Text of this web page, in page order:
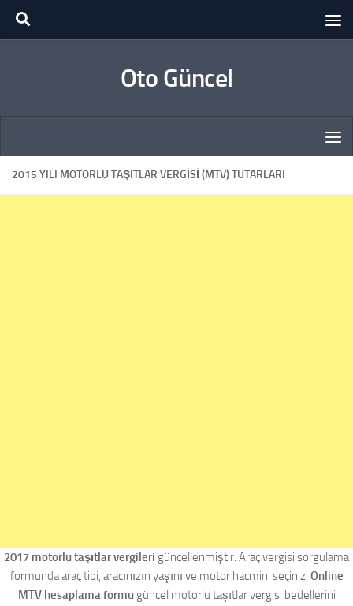
Skip to content
Oto Güncel
2015 YILI MOTORLU TAŞITLAR VERGISI (MTV) TUTARLARI
2017 motorlu taşıtlar vergileri güncellenmiştir. Araç vergisi sorgulama
formunda araç tipi, aracınızın yaşını ve motor hacmini seçiniz. Online
MTV hesaplama formugüncel motorlu taşıtlar vergisi bedellerini